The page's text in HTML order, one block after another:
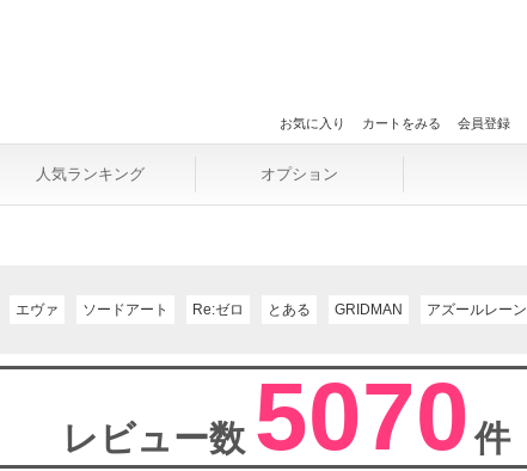
お気に入り カートをみる 会員登録
人気ランキング オプション
エヴァ ソードアート Re:ゼロ とある GRIDMAN アズールレーン
レビュー数 5070件